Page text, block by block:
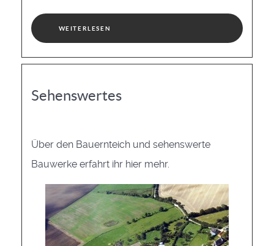
WEITERLESEN
Sehenswertes
Über den Bauernteich und sehenswerte
Bauwerke erfahrt ihr hier mehr.